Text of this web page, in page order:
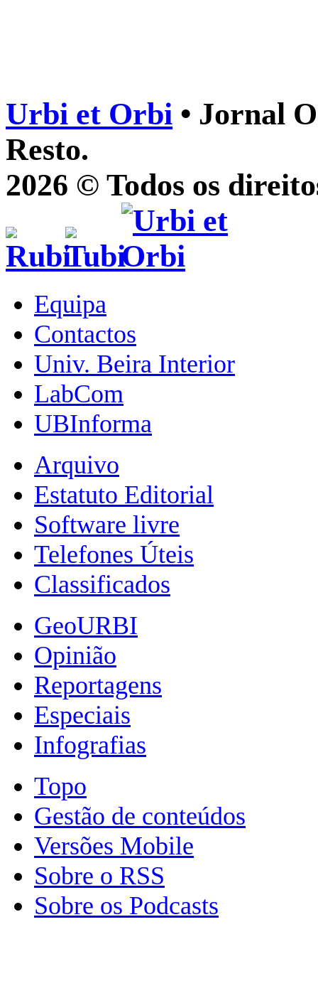
Urbi et Orbi • Jornal
Resto.
2026 © Todos os
Equipa
Contactos
Univ. Beira Interior
LabCom
UBInforma
Arquivo
Estatuto Editorial
Software livre
Telefones Úteis
Classificados
GeoURBI
Opinião
Reportagens
Especiais
Infografias
Topo
Gestão de conteúdos
Versões Mobile
Sobre o RSS
Sobre os Podcasts